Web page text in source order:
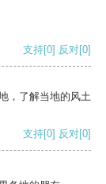
支持[0] 反对[0]
，了解当地的风土
支持[0] 反对[0]